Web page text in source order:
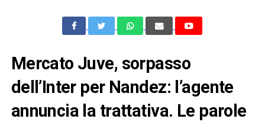
Mercato Juve, sorpasso
dell’Inter per Nandez: l’agente
annuncia la trattativa. Le parole